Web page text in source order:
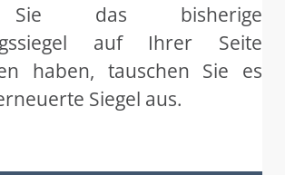
Sie das bisherige
auf Ihrer Seite
haben, tauschen Sie es
Siegel aus.